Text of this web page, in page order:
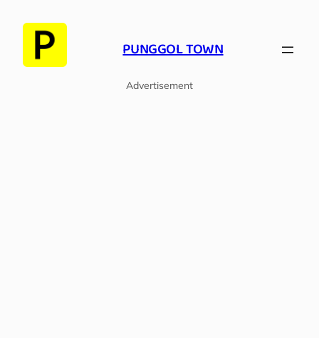
PUNGGOL TOWN
Advertisement